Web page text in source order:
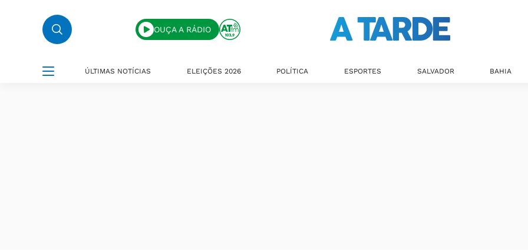
OUÇA A RÁDIO
ÚLTIMAS NOTÍCIAS ELEIÇÕES 2026 POLÍTICA ESPORTES SALVADOR BAHIA